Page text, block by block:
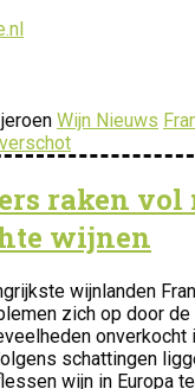
Wijn Nieuws
raken vol
wijnen
wijnlanden
zich op door
onverkocht
schattingen
wijn in Europa